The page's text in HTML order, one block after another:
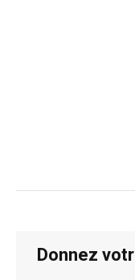
Donnez